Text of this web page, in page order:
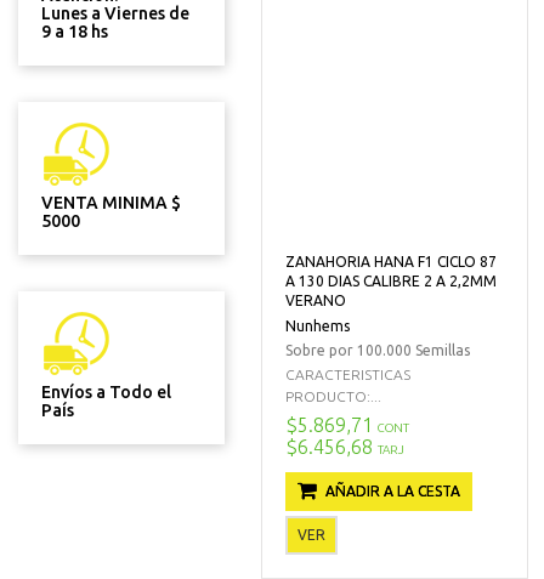
Lunes a Viernes de
9 a 18 hs
VENTA MINIMA $
5000
Envíos a Todo el
País
ZANAHORIA HANA F1 CICLO 87
A 130 DIAS CALIBRE 2 A 2,2MM
VERANO
Nunhems
Sobre por 100.000 Semillas
CARACTERISTICAS
PRODUCTO:...
$5.869,71 CONT
$6.456,68 TARJ
AÑADIR A LA CESTA
VER